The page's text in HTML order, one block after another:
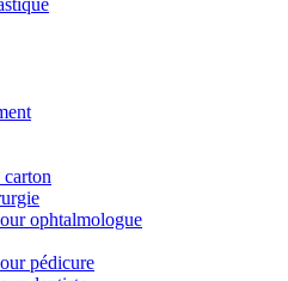
ophtalmologue
pédicure